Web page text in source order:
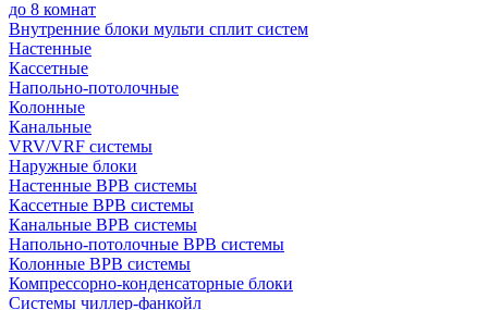
до 8 комнат
Внутренние блоки мульти сплит систем
Настенные
Кассетные
Напольно-потолочные
Колонные
Канальные
VRV/VRF системы
Наружные блоки
Настенные ВРВ системы
Кассетные ВРВ системы
Канальные ВРВ системы
Напольно-потолочные ВРВ системы
Колонные ВРВ системы
Компрессорно-конденсаторные блоки
Системы чиллер-фанкойл